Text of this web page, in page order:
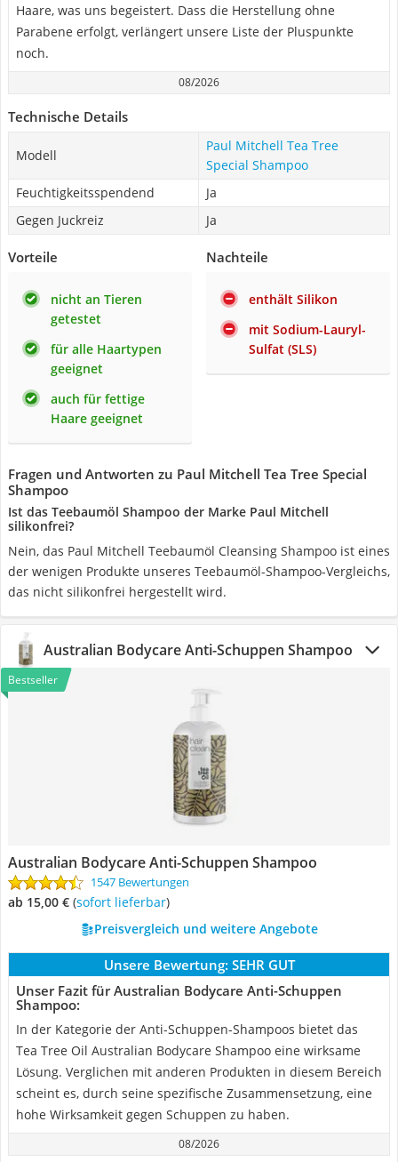
Haare, was uns begeistert. Dass die Herstellung ohne
Parabene erfolgt, verlängert unsere Liste der Pluspunkte
noch.
08/2026
Technische Details
Modell
Paul Mitchell Tea Tree
Special Shampoo
Feuchtigkeitsspendend
Ja
Gegen Juckreiz
Ja
Vorteile
nicht an Tieren
getestet
für alle Haartypen
geeignet
auch für fettige
Haare geeignet
Nachteile
enthält Silikon
mit Sodium-Lauryl-
Sulfat (SLS)
Fragen und Antworten zu Paul Mitchell Tea Tree Special
Shampoo
Ist das Teebaumöl Shampoo der Marke Paul Mitchell
silikonfrei?
Nein, das Paul Mitchell Teebaumöl Cleansing Shampoo ist eines
der wenigen Produkte unseres Teebaumöl-Shampoo-Vergleichs,
das nicht silikonfrei hergestellt wird.
Australian Bodycare Anti-Schuppen Shampoo
Bestseller
Australian Bodycare Anti-Schuppen Shampoo
1547 Bewertungen
ab 15,00 € ( Sofort lieferbar)
Preisvergleich und weitere Angebote
Unsere Bewertung: SEHR GUT
Unser Fazit für Australian Bodycare Anti-Schuppen
Shampoo:
In der Kategorie der Anti-Schuppen-Shampoos bietet das
Tea Tree Oil Australian Bodycare Shampoo eine wirksame
Lösung. Verglichen mit anderen Produkten in diesem Bereich
scheint es, durch seine spezifische Zusammensetzung, eine
hohe Wirksamkeit gegen Schuppen zu haben.
08/2026